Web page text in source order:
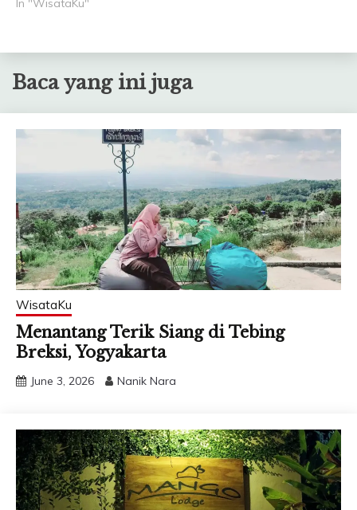
In "WisataKu"
Baca yang ini juga
WisataKu
Menantang Terik Siang di Tebing
Breksi, Yogyakarta
June 3, 2026 Nanik Nara